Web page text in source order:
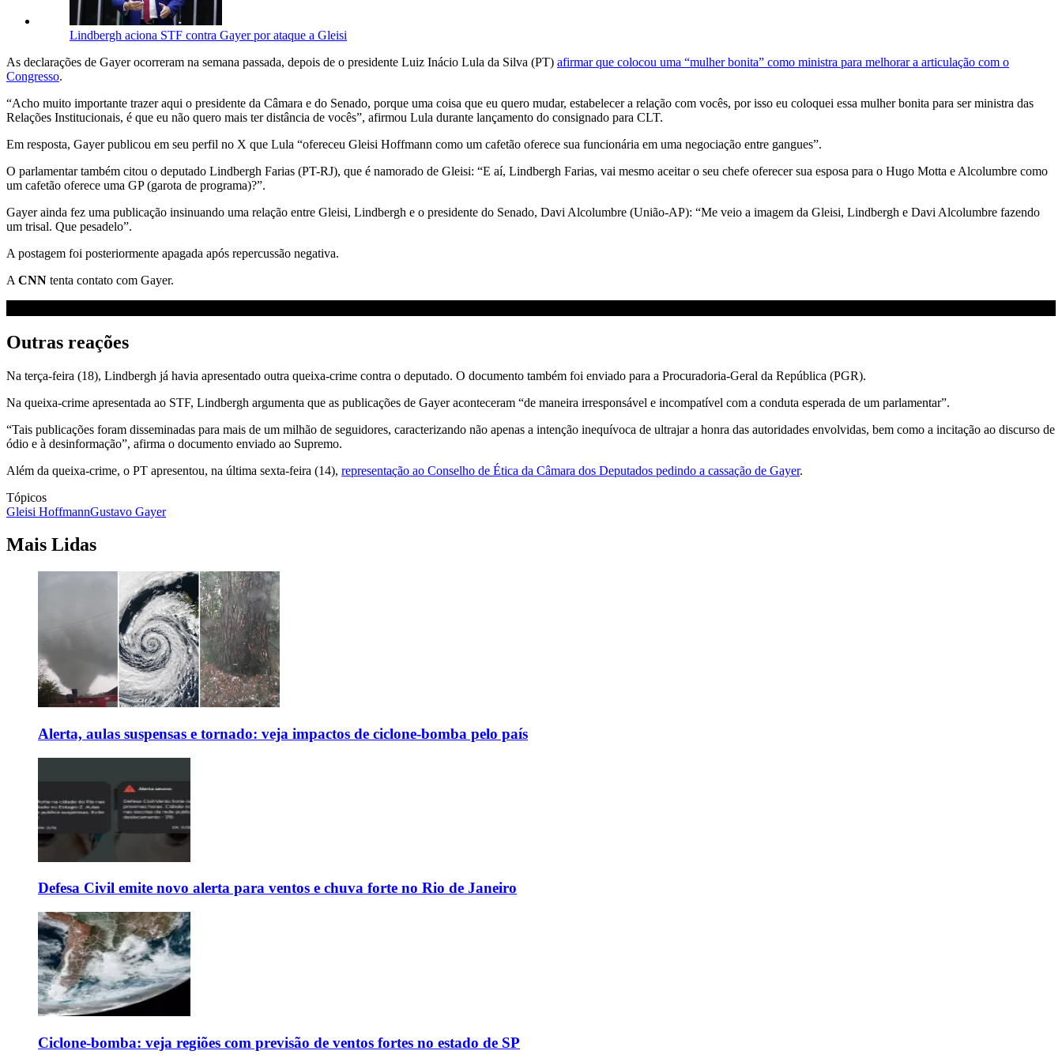
Lindbergh aciona STF contra Gayer por ataque a Gleisi
As declarações de Gayer ocorreram na semana passada, depois de o presidente Luiz Inácio Lula da Silva (PT) afirmar que colocou uma “mulher bonita” como ministra para melhorar a articulação com o
Congresso.
“Acho muito importante trazer aqui o presidente da Câmara e do Senado, porque uma coisa que eu quero mudar, estabelecer a relação com vocês, por isso eu coloquei essa mulher bonita para ser ministra das
Relações Institucionais, é que eu não quero mais ter distância de vocês”, afirmou Lula durante lançamento do consignado para CLT.
Em resposta, Gayer publicou em seu perfil no X que Lula “ofereceu Gleisi Hoffmann como um cafetão oferece sua funcionária em uma negociação entre gangues”.
O parlamentar também citou o deputado Lindbergh Farias (PT-RJ), que é namorado de Gleisi: “E aí, Lindbergh Farias, vai mesmo aceitar o seu chefe oferecer sua esposa para o Hugo Motta e Alcolumbre como
um cafetão oferece uma GP (garota de programa)?”.
Gayer ainda fez uma publicação insinuando uma relação entre Gleisi, Lindbergh e o presidente do Senado, Davi Alcolumbre (União-AP): “Me veio a imagem da Gleisi, Lindbergh e Davi Alcolumbre fazendo
um trisal. Que pesadelo”.
A postagem foi posteriormente apagada após repercussão negativa.
A CNN tenta contato com Gayer.
Outras reações
Na terça-feira (18), Lindbergh já havia apresentado outra queixa-crime contra o deputado. O documento também foi enviado para a Procuradoria-Geral da República (PGR).
Na queixa-crime apresentada ao STF, Lindbergh argumenta que as publicações de Gayer aconteceram “de maneira irresponsável e incompatível com a conduta esperada de um parlamentar”.
“Tais publicações foram disseminadas para mais de um milhão de seguidores, caracterizando não apenas a intenção inequívoca de ultrajar a honra das autoridades envolvidas, bem como a incitação ao discurso de
ódio e à desinformação”, afirma o documento enviado ao Supremo.
Além da queixa-crime, o PT apresentou, na última sexta-feira (14), representação ao Conselho de Ética da Câmara dos Deputados pedindo a cassação de Gayer.
Tópicos
Gleisi HoffmannGustavo Gayer
Mais Lidas
Alerta, aulas suspensas e tornado: veja impactos de ciclone-bomba pelo país
Defesa Civil emite novo alerta para ventos e chuva forte no Rio de Janeiro
Ciclone-bomba: veja regiões com previsão de ventos fortes no estado de SP